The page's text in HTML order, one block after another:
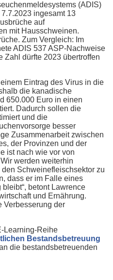
(ADIS)
ingesamt 13
auf
mit Hausschweinen.
Zum Vergleich: Im
ADIS 537 ASP-Nachweise
Zahl dürfte 2023 übertroffen
Eintrag des Virus in die
die kanadische
650.000 Euro in einen
Dadurch sollen die
und die
besser
Zusammenarbeit zwischen
der Provinzen und der
ist nach wie vor von
werden weiterhin
Schweinefleischsektor zu
dass er im Falle eines
betont Lawrence
und Ernährung.
Verbesserung der
Learning-Reihe
Bestandsbetreuung
die bestandsbetreuenden